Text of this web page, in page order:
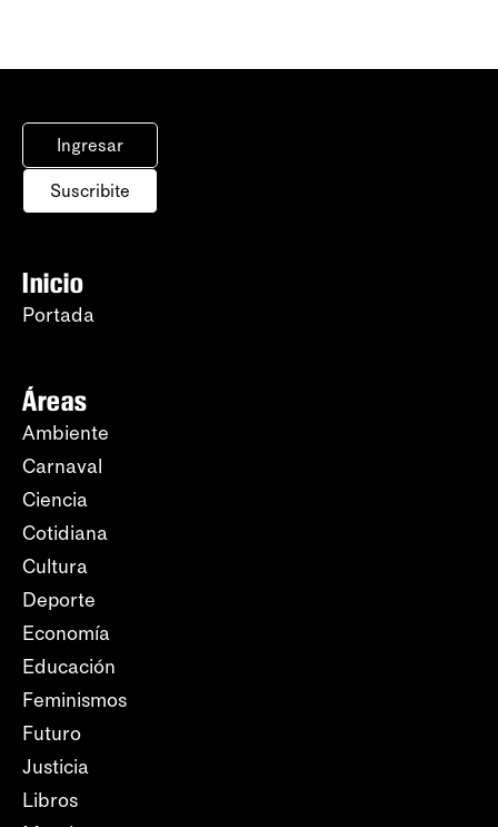
Ingresar
Suscribite
Inicio
Portada
Áreas
Ambiente
Carnaval
Ciencia
Cotidiana
Cultura
Deporte
Economía
Educación
Feminismos
Futuro
Justicia
Libros